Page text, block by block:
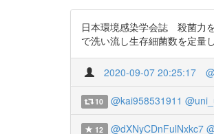
日本環境感染学会誌 殺菌力
で洗い流し生存細菌数を定量
2020-09-07 20:25:17
10 @kai958531911
12 @dXNyCDnFulNxkc7